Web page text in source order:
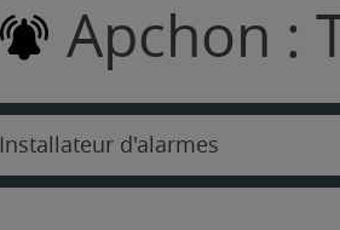
Apchon :
Installateur d'alarmes